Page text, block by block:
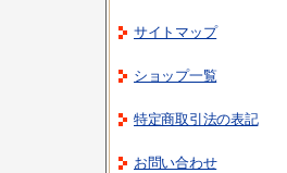
サイトマップ
ショップ一覧
特定商取引法の表記
お問い合わせ